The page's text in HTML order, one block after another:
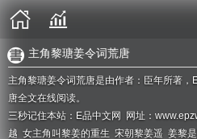
主角黎瑭姜令词荒唐
主角黎瑭姜令词荒唐是由作者：臣年所著
唐全文在线阅读。
三秒记住本站：E品中文网 网址：
越 女主角叫黎姜的重生 宋朝黎姜遥 姜黎